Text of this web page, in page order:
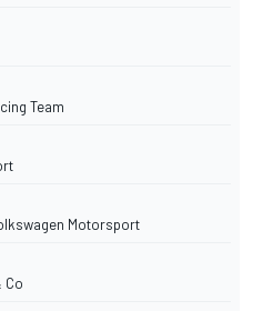
Team
Motorsport
Co